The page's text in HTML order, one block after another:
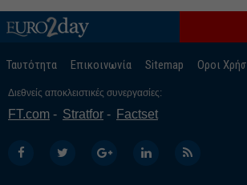
Ταυτότητα Επικοινωνία Sitemap Οροι
Διεθνείς αποκλειστικές συνεργασίες:
FT.com Stratfor Factset